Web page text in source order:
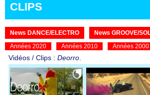
CLIPS
News DANCE/ELECTRO News GROOVE/
Années 2020
Années 2010 Années 2000
Vidéos / Clips : Deorro